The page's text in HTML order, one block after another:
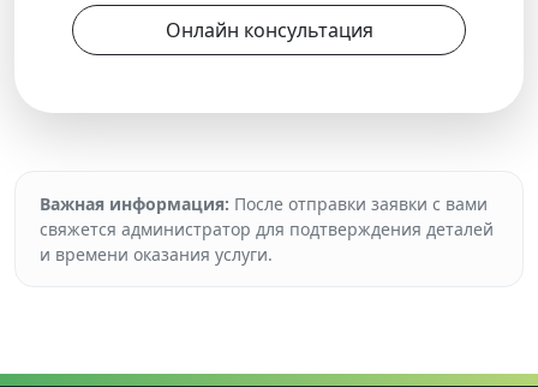
Онлайн консультация
Важная информация: После отправки заявки с вами
свяжется администратор для подтверждения деталей
и времени оказания услуги.